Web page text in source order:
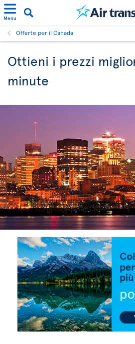
Menu
Offerte per il Canada
Ottieni i prezzi
minute